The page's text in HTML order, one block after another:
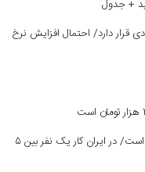
+ جدول
دارد/ احتمال افزایش نرخ
تعداد کارمندان در ایران ۳ برابر استاندارد جهان است/ در ایران کار یک نفر بین ۵